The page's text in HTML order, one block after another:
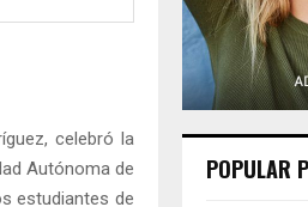
celebró la
Autónoma de
estudiantes de
POPULAR